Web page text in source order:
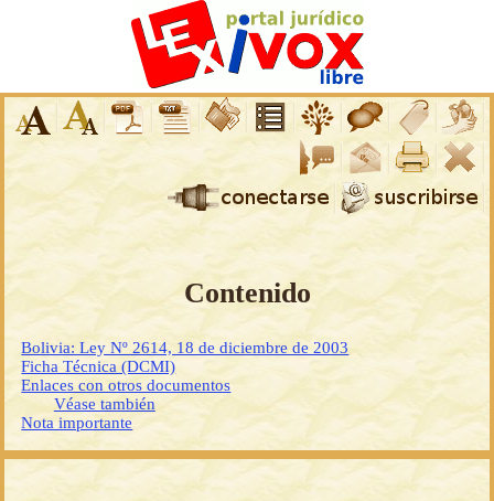
Contenido
Bolivia: Ley Nº 2614, 18 de diciembre de 2003
Ficha Técnica (DCMI)
Enlaces con otros documentos
Véase también
Nota importante